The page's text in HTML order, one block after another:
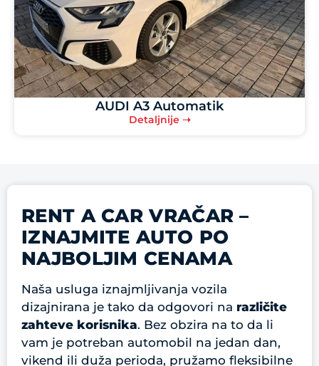
AUDI A3 Automatik
Detaljnije ➝
RENT A CAR VRAČAR –
IZNAJMITE AUTO PO
NAJBOLJIM CENAMA
Naša usluga iznajmljivanja vozila
dizajnirana je tako da odgovori na različite
zahteve korisnika. Bez obzira na to da li
vam je potreban automobil na jedan dan,
vikend ili duža perioda, pružamo fleksibilne